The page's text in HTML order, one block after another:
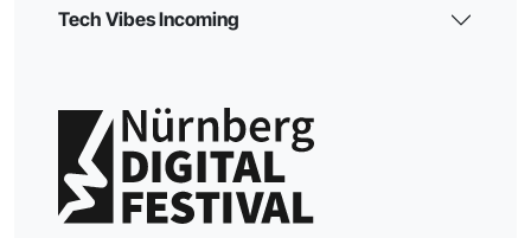
Tech Vibes Incoming